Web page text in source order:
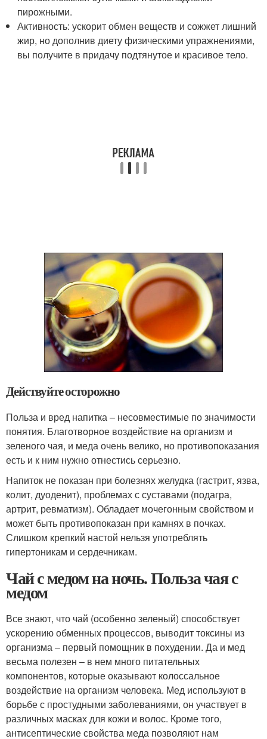
пирожными.
Активность: ускорит обмен веществ и сожжет лишний
жир, но дополнив диету физическими упражнениями,
вы получите в придачу подтянутое и красивое тело.
Действуйте осторожно
Польза и вред напитка – несовместимые по значимости
понятия. Благотворное воздействие на организм и
зеленого чая, и меда очень велико, но противопоказания
есть и к ним нужно отнестись серьезно.
Напиток не показан при болезнях желудка (гастрит, язва,
колит, дуоденит), проблемах с суставами (подагра,
артрит, ревматизм). Обладает мочегонным свойством и
может быть противопоказан при камнях в почках.
Слишком крепкий настой нельзя употреблять
гипертоникам и сердечникам.
Чай с медом на ночь. Польза чая с
медом
Все знают, что чай (особенно зеленый) способствует
ускорению обменных процессов, выводит токсины из
организма – первый помощник в похудении. Да и мед
весьма полезен – в нем много питательных
компонентов, которые оказывают колоссальное
воздействие на организм человека. Мед используют в
борьбе с простудными заболеваниями, он участвует в
различных масках для кожи и волос. Кроме того,
антисептические свойства меда позволяют нам